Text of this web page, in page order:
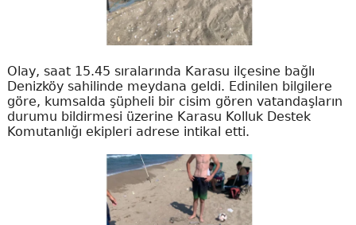
Olay, saat 15.45 sıralarında Karasu ilçesine bağlı
Denizköy sahilinde meydana geldi. Edinilen bilgilere
göre, kumsalda şüpheli bir cisim gören vatandaşların
durumu bildirmesi üzerine Karasu Kolluk Destek
Komutanlığı ekipleri adrese intikal etti.